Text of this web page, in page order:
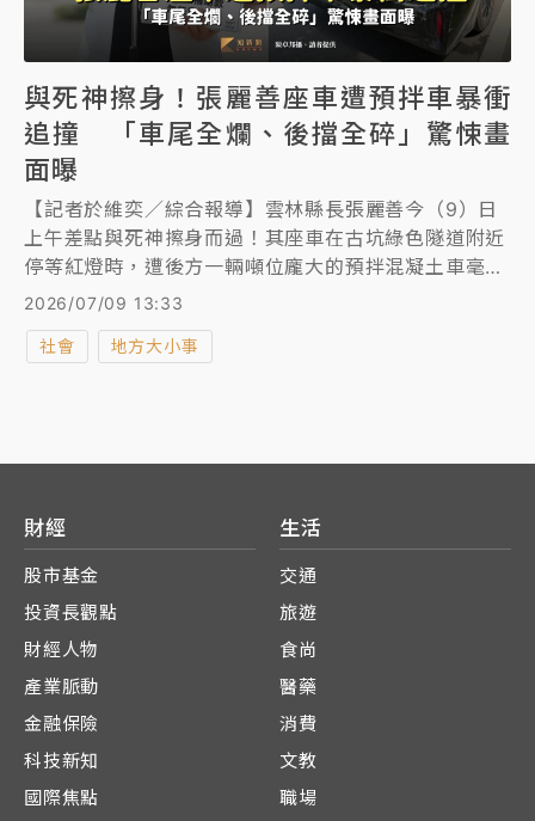
與死神擦身！張麗善座車遭預拌車暴衝
追撞 「車尾全爛、後擋全碎」驚悚畫
面曝
【記者於維奕／綜合報導】雲林縣長張麗善今（9）日
上午差點與死神擦身而過！其座車在古坑綠色隧道附近
停等紅燈時，遭後方一輛噸位龐大的預拌混凝土車毫無
減速地連續「追撞」兩次，車尾當場被「咬進去」嚴重
2026/07/09 13:33
社會 地方大小事
財經
股市基金
投資長觀點
財經人物
產業脈動
金融保險
科技新知
國際焦點
生活
交通
旅遊
食尚
醫藥
消費
文教
職場